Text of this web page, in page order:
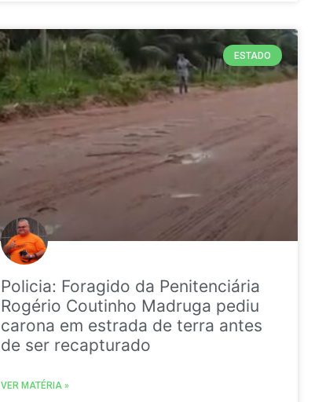
ESTADO
Policia: Foragido da Penitenciária
Rogério Coutinho Madruga pediu
carona em estrada de terra antes
de ser recapturado
VER MATÉRIA »